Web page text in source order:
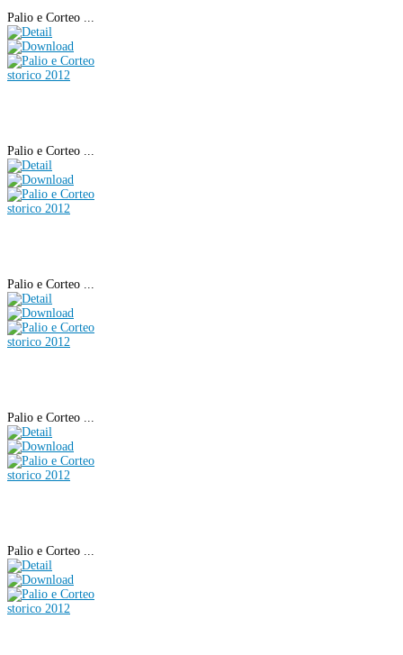
Palio e Corteo ...
Palio e Corteo ...
Palio e Corteo ...
Palio e Corteo ...
Palio e Corteo ...